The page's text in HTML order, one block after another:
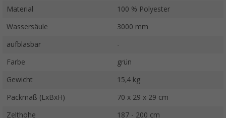
Material 100 % Polyester
Wassersäule 3000 mm
aufblasbar -
Farbe grün
Gewicht 15,4 kg
Packmaß (LxBxH) 70 x 29 x 29 cm
Zelthöhe 187 - 200 cm